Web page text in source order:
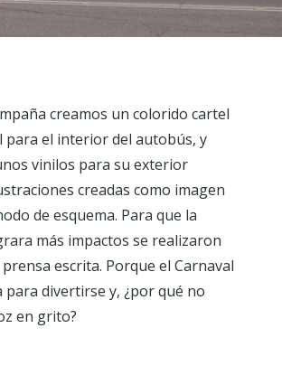
creamos un colorido cartel
para el interior del autobús, y
vinilos para su exterior
creadas como imagen
de esquema. Para que la
más impactos se realizaron
escrita. Porque el Carnaval
para divertirse y, ¿por qué no
en grito?